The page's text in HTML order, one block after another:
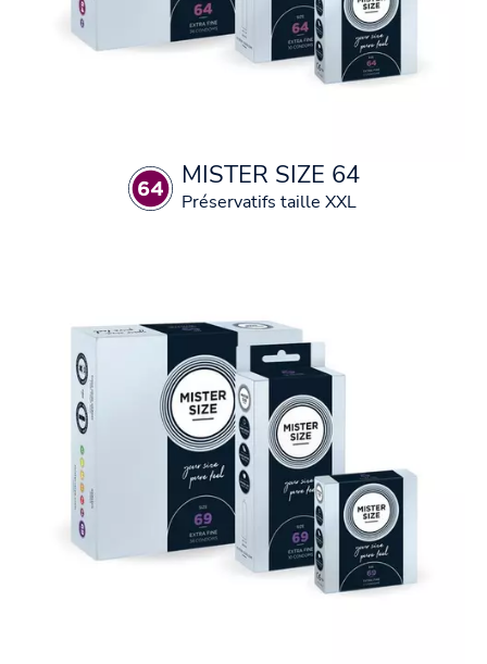
MISTER SIZE 64
Préservatifs taille XXL